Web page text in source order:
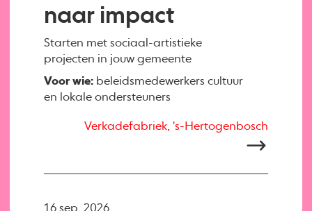
naar impact
Starten met sociaal-artistieke
projecten in jouw gemeente
Voor wie: beleidsmedewerkers cultuur
en lokale ondersteuners
Verkadefabriek, 's-Hertogenbosch
16 sep. 2026